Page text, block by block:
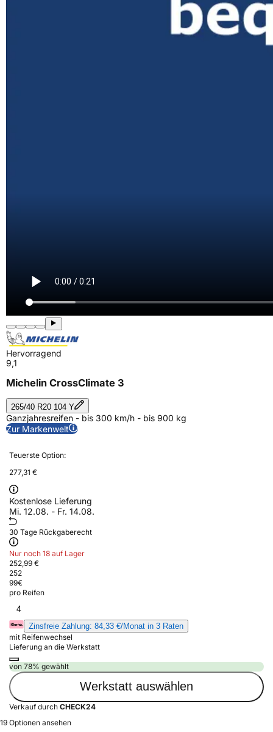
Hervorragend
9,1
Michelin CrossClimate 3
265/40 R20 104 Y
Ganzjahresreifen - bis 300 km/h - bis 900 kg
Zur Markenwelt
Teuerste Option:
277,31 €
Kostenlose Lieferung
Mi. 12.08. - Fr. 14.08.
30 Tage Rückgaberecht
Nur noch 18 auf Lager
252,99 €
252
99€
pro Reifen
4
Zinsfreie Zahlung: 84,33 €/Monat in 3 Raten
mit Reifenwechsel
Lieferung an die Werkstatt
von 78% gewählt
Werkstatt auswählen
Verkauf durch CHECK24
19 Optionen ansehen